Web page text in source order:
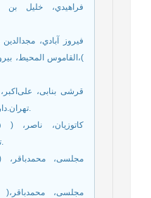
)،القاموس المحيط،
تهران.دار الکتب الاسلامیه. چاپ3،ج1.
تهران.شرکت سهامی انتشار.